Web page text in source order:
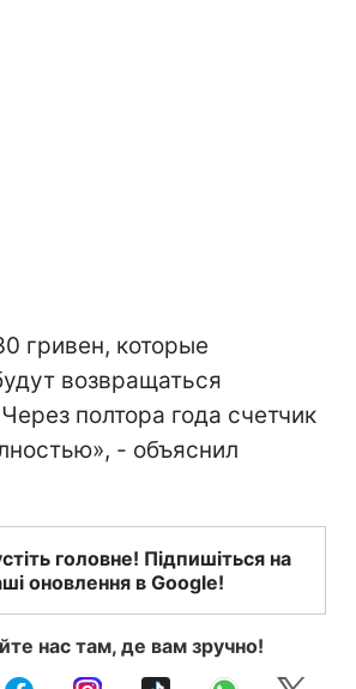
гривен, которые
возвращаться
полтора года счетчик
- объяснил
головне! Підпишіться на
оновлення в Google!
нас там, де вам зручно!